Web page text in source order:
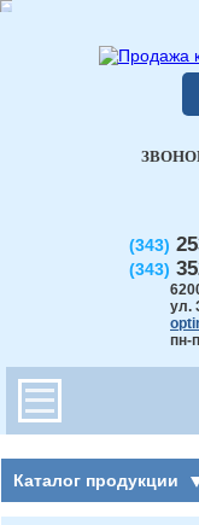
(343)
(343)
ул.
пн-
Каталог продукции